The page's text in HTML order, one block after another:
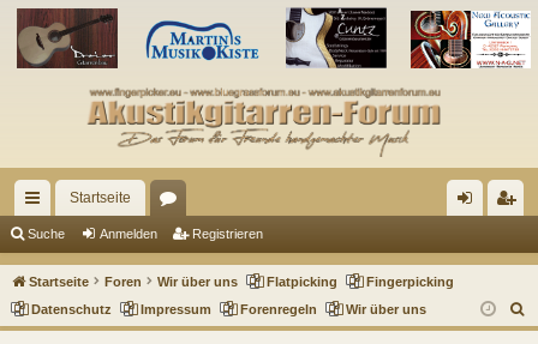
ch
ne
llz
Startseite
en m ist
rie
Suche Anmelden Registrieren
Startseite Foren Wir über uns Flatpicking
Fingerpicking
Datenschutz
Impressum Forenregeln Wir über uns
u